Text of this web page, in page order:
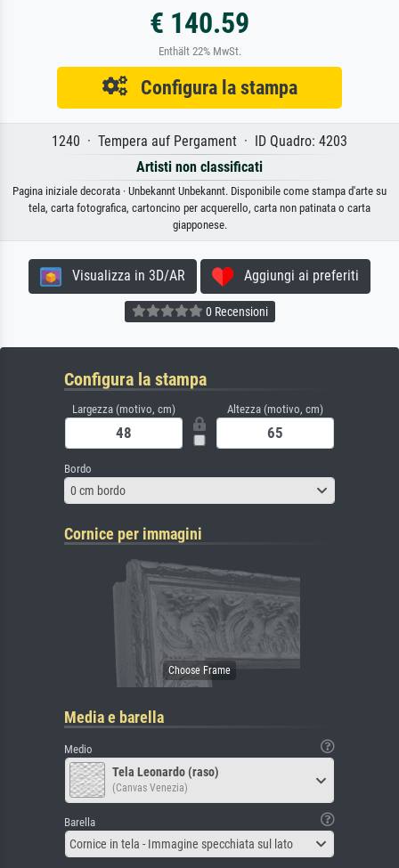
€ 140.59
Enthält 22% MwSt.
Configura la stampa
1240 · Tempera auf Pergament · ID Quadro: 4203
Artisti non classificati
Pagina iniziale decorata · Unbekannt Unbekannt. Disponibile come stampa d'arte su
tela, carta fotografica, cartoncino per acquerello, carta non patinata o carta
giapponese.
Visualizza in 3D/AR Aggiungi ai preferiti
0 Recensioni
Configura la stampa
Largezza (motivo, cm) Altezza (motivo, cm)
Bordo
0 cm bordo
Cornice per immagini
Media e barella
Medio
Tela Leonardo (raso)
(Canvas Venezia)
Barella
Cornice in tela - Immagine specchiata sul lato